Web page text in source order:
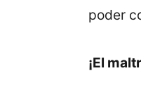
poder
¡El